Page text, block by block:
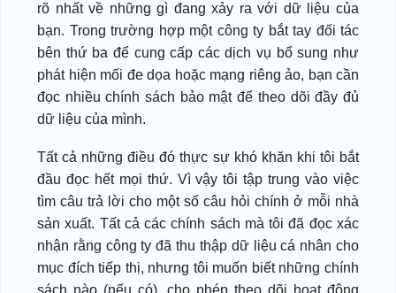
rõ nhất về những gì đang xảy ra với dữ liệu của
bạn. Trong trường hợp một công ty bắt tay đối tác
bên thứ ba để cung cấp các dịch vụ bổ sung như
phát hiện mối đe dọa hoặc mạng riêng ảo, bạn cần
đọc nhiều chính sách bảo mật để theo dõi đầy đủ
dữ liệu của mình.
Tất cả những điều đó thực sự khó khăn khi tôi bắt
đầu đọc hết mọi thứ. Vì vậy tôi tập trung vào việc
tìm câu trả lời cho một số câu hỏi chính ở mỗi nhà
sản xuất. Tất cả các chính sách mà tôi đã đọc xác
nhận rằng công ty đã thu thập dữ liệu cá nhân cho
mục đích tiếp thị, nhưng tôi muốn biết những chính
sách nào (nếu có), cho phép theo dõi hoạt động